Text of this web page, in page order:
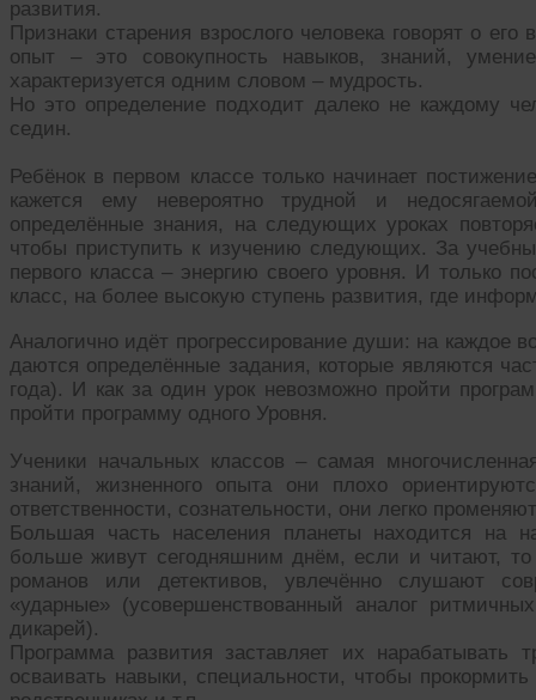
развития.
Признаки старения взрослого человека говорят о
опыт – это совокупность навыков, знаний,
характеризуется одним словом – мудрость.
Но это определение подходит далеко не каждому
седин.
Ребёнок в первом классе только начинает
кажется ему невероятно трудной и
определённые знания, на следующих уроках
чтобы приступить к изучению следующих. За
первого класса – энергию своего уровня. И только
класс, на более высокую ступень развития, где
Аналогично идёт прогрессирование души: на каждое
даются определённые задания, которые являются
года). И как за один урок невозможно пройти
пройти программу одного Уровня.
Ученики начальных классов – самая
знаний, жизненного опыта они плохо
ответственности, сознательности, они легко
Большая часть населения планеты находится на
больше живут сегодняшним днём, если и читают,
романов или детективов, увлечённо слушают
«ударные» (усовершенствованный аналог
дикарей).
Программа развития заставляет их нарабатывать
осваивать навыки, специальности, чтобы